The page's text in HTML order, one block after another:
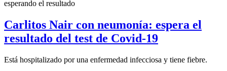
esperando el resultado
Carlitos Nair con neumonía: espera el
resultado del test de Covid-19
Está hospitalizado por una enfermedad infecciosa y tiene fiebre.